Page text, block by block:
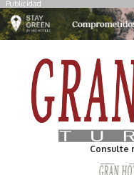
Publicidad
Consulte